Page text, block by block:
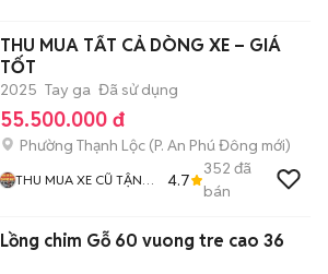
THU MUA TẤT CẢ DÒNG XE – GIÁ
TỐT
2025 Tay ga Đã sử dụng
55.500.000 đ
Phường Thạnh Lộc (P. An Phú Đông mới)
THU MUA XE CŨ TẬN
4.7
352 đã
bán
Lồng chim Gỗ 60 vuong tre cao 36